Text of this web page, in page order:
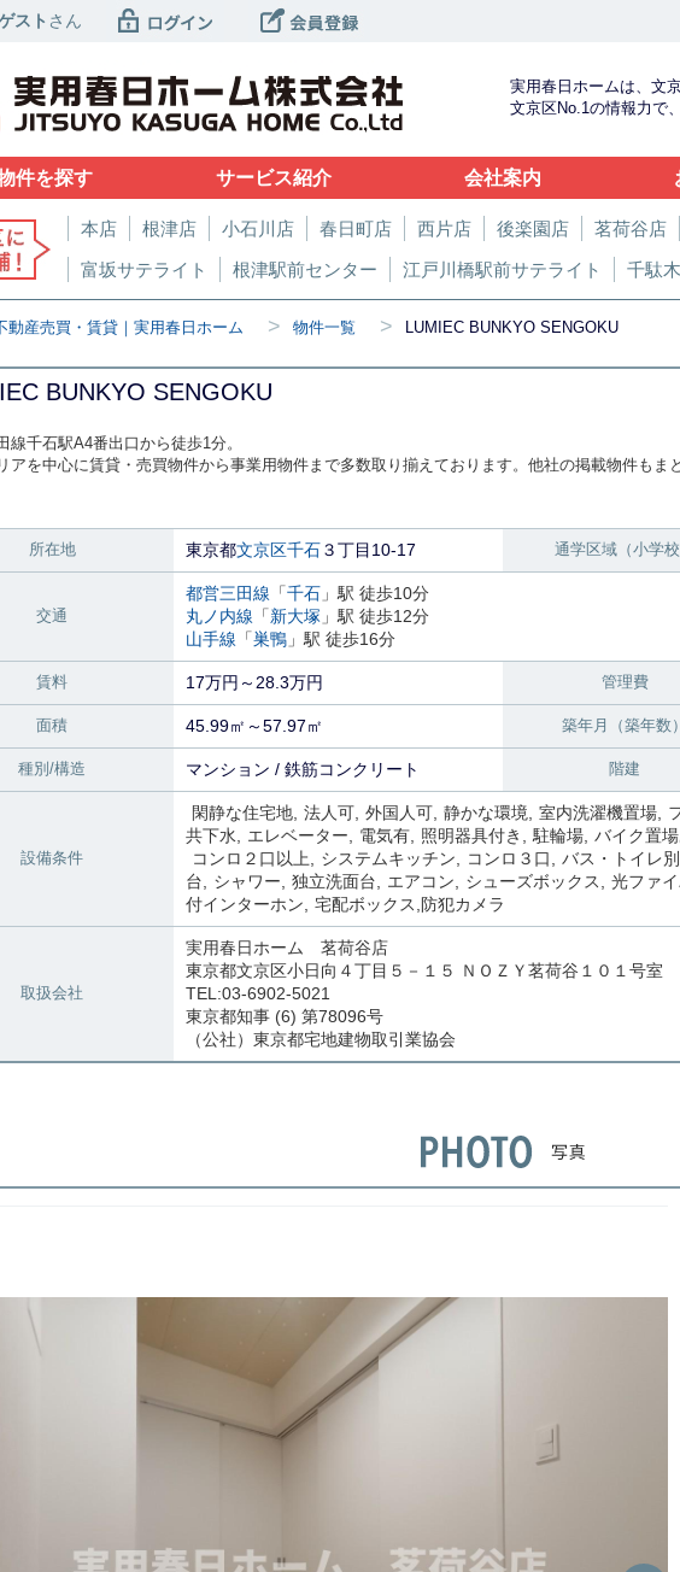
スト さん
実用春日ホームは、文
文京区No.1の情報力で
件を探す サービス紹介 会社案内
本店 根津店 小石川店 春日町店 西片店 後楽園店 茗荷谷店
富坂サテライト
根津駅前センター 江戸川橋駅前サテライト 千駄
動産売買・賃貸｜実用春日ホーム > 物件一覧 > LUMIEC BUNKYO SENGOKU
BUNKYO SENGOKU
線千石駅A4番出口から徒歩1分。
アを中心に賃貸・売買物件から事業用物件まで多数取り揃えております。他社の掲載物件もま
所在地 東京都文京区千石３丁目10-17 通学区域（小学校
交通
都営三田線 「千石 」駅 徒歩10分
丸ノ内線 「新大塚 」駅 徒歩12分
山手線 「巣鴨 」駅 徒歩16分
賃料 17万円～28.3万円 管理費
面積 45.99㎡～57.97㎡ 築年月（築年数）
種別/構造 マンション / 鉄筋コンクリート 階建
設備条件
閑静な住宅地 法人可 外国人可 静かな環境 室内洗濯機置場
共下水
エレベーター 電気有 照明器具付き 駐輪場 バイク置場
コンロ２口以上
システムキッチン コンロ３口 バス・トイレ別
台
シャワー 独立洗面台 エアコン シューズボックス 光ファ
付インターホン
宅配ボックス 防犯カメラ
取扱会社
実用春日ホーム 茗荷谷店
東京都文京区小日向４丁目５－１５ ＮＯＺＹ茗荷谷１０１号室
TEL:03-6902-5021
東京都知事 (6) 第78096号
（公社）東京都宅地建物取引業協会